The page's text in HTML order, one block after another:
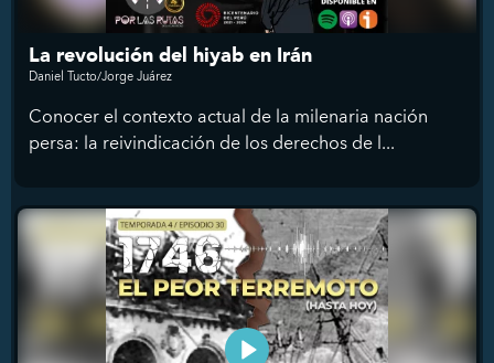
La revolución del hiyab en Irán
Daniel Tucto/Jorge Juárez
Conocer el contexto actual de la milenaria nación
persa: la reivindicación de los derechos de l...